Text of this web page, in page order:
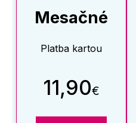
Mesačné
Platba kartou
11,90€